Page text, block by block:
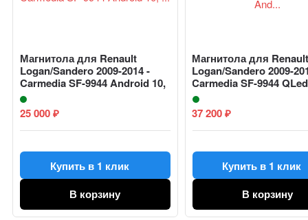
Магнитола для Renault
Logan/Sandero 2009-2014 -
Carmedia SF-9944 Android 10,
...
25 000₽
Купить в 1 клик
В корзину
Магнитола для
Logan/Sandero 2009-
Carmedia SF-9944
And...
37 200₽
Купить в 1 клик
В корзину